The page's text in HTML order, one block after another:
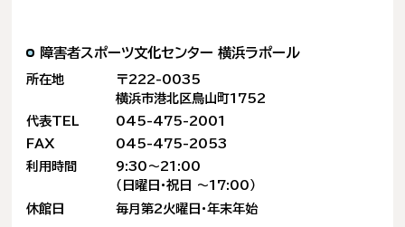
障害者スポーツ文化センター横浜ラポール
所在地
〒222-0035
横浜市港北区鳥山町1752
代表TEL
045-475-2001
FAX
045-475-2053
利用時間
9:30〜21:00
（日曜日・祝日 〜17:00）
休館日
毎月第2火曜日・年末年始